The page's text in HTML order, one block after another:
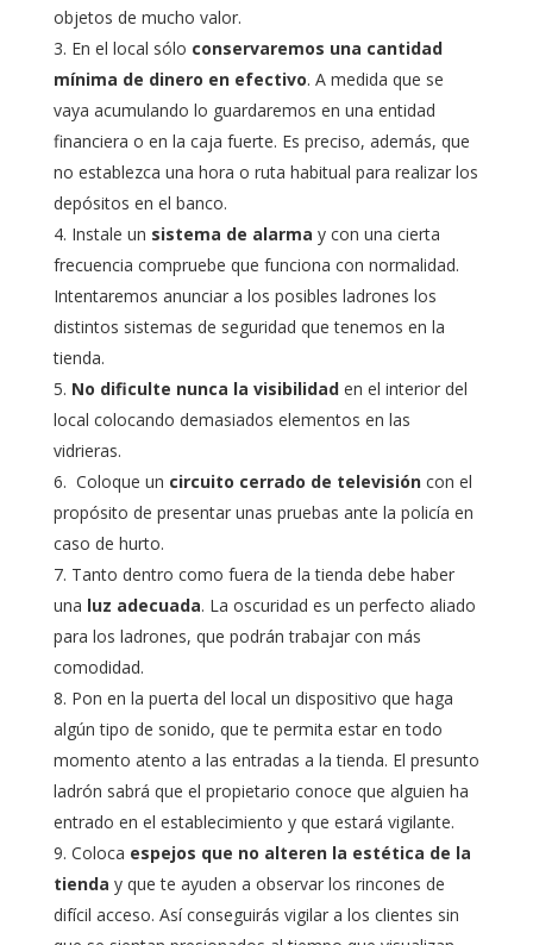
objetos de mucho valor.
En el local sólo conservaremos una cantidad
mínima de dinero en efectivo. A medida que se
vaya acumulando lo guardaremos en una entidad
financiera o en la caja fuerte. Es preciso, además, que
no establezca una hora o ruta habitual para realizar los
depósitos en el banco.
Instale un sistema de alarma y con una cierta
frecuencia compruebe que funciona con normalidad.
Intentaremos anunciar a los posibles ladrones los
distintos sistemas de seguridad que tenemos en la
tienda.
No dificulte nunca la visibilidaden el interior del
local colocando demasiados elementos en las
vidrieras.
Coloque un circuito cerrado de televisióncon el
propósito de presentar unas pruebas ante la policía en
caso de hurto.
Tanto dentro como fuera de la tienda debe haber
una luz adecuada. La oscuridad es un perfecto aliado
para los ladrones, que podrán trabajar con más
comodidad.
Pon en la puerta del local un dispositivo que haga
algún tipo de sonido, que te permita estar en todo
momento atento a las entradas a la tienda. El presunto
ladrón sabrá que el propietario conoce que alguien ha
entrado en el establecimiento y que estará vigilante.
Coloca espejos que no alteren la estética de la
tienda y que te ayuden a observar los rincones de
difícil acceso. Así conseguirás vigilar a los clientes sin